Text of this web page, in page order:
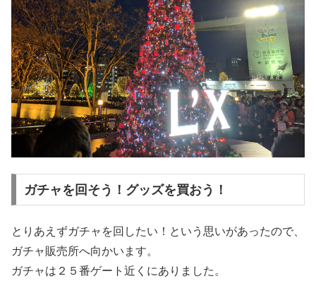
ガチャを回そう！グッズを買おう！
とりあえずガチャを回したい！という思いがあったので、
ガチャ販売所へ向かいます。
ガチャは２５番ゲート近くにありました。